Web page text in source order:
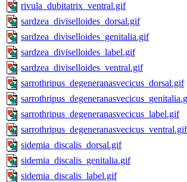
rivula_dubitatrix_ventral.gif
sardzea_diviselloides_dorsal.gif
sardzea_diviselloides_genitalia.gif
sardzea_diviselloides_label.gif
sardzea_diviselloides_ventral.gif
sarrothripus_degeneranasvecicus_dorsal.gif
sarrothripus_degeneranasvecicus_label.gif
sarrothripus_degeneranasvecicus_ventral.gif
sidemia_discalis_dorsal.gif
sidemia_discalis_genitalia.gif
sidemia_discalis_label.gif